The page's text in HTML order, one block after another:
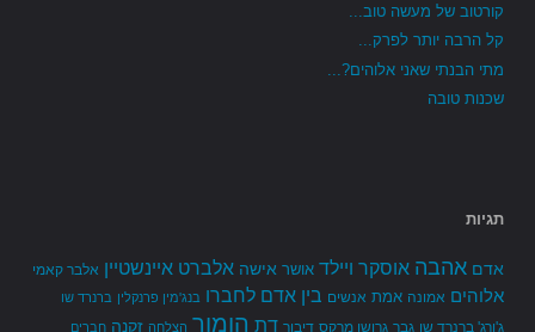
קורטוב של מעשה טוב...
קל הרבה יותר לפרק...
מתי הבנתי שאני אלוהים?...
שכנות טובה
תגיות
אדם אהבה אוסקר ויילד אושר אישה אלברט איינשטיין אלבר קאמי
אלוהים אמונה אמת אנשים בין אדם לחברו בנג'מין פרנקלין ברנרד שו
ג'ורג' ברנרד שו גבר גרושו מרקס דיבור דת הומור הצלחה זקנה חברים